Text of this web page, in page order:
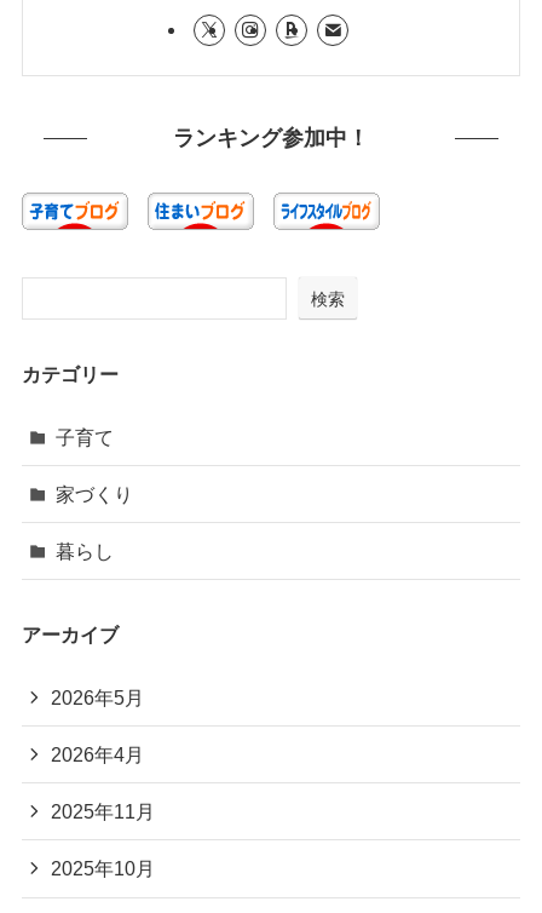
ランキング参加中！
検索
カテゴリー
子育て
家づくり
暮らし
アーカイブ
2026年5月
2026年4月
2025年11月
2025年10月